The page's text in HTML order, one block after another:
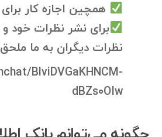
همچین اجازه کار
برای نشر نظرات خود
نظرات دیگران به ما
BlviDVGaKHNCM-
dBZs0OIw